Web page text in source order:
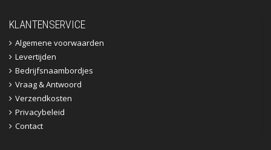
KLANTENSERVICE
Algemene voorwaarden
Levertijden
Bedrijfsnaambordjes
Vraag & Antwoord
Verzendkosten
Privacybeleid
Contact